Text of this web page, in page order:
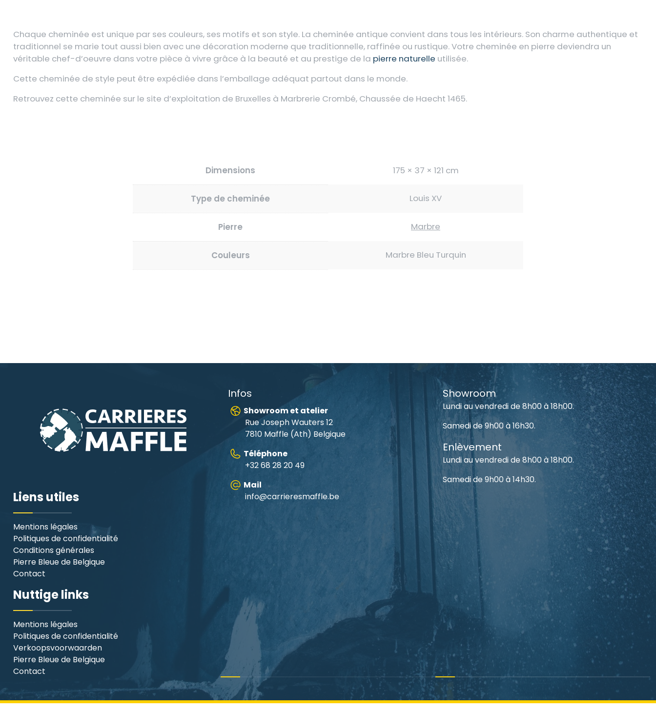
Chaque cheminée est unique par ses couleurs, ses motifs et son style. La cheminée antique convient dans tous les intérieurs. Son charme authentique et
traditionnel se marie tout aussi bien avec une décoration moderne que traditionnelle, raffinée ou rustique. Votre cheminée en pierre deviendra un
véritable chef-d’oeuvre dans votre pièce à vivre grâce à la beauté et au prestige de la pierre naturelle utilisée.
Cette cheminée de style peut être expédiée dans l’emballage adéquat partout dans le monde.
Retrouvez cette cheminée sur le site d’exploitation de Bruxelles à Marbrerie Crombé, Chaussée de Haecht 1465.
Dimensions 175 × 37 × 121 cm
Type de cheminée Louis XV
Pierre Marbre
Couleurs Marbre Bleu Turquin
Liens utiles
Mentions légales
Politiques de confidentialité
Conditions générales
Pierre Bleue de Belgique
Contact
Nuttige links
Mentions légales
Politiques de confidentialité
Verkoopsvoorwaarden
Pierre Bleue de Belgique
Contact
Infos
Showroom et atelier
Rue Joseph Wauters 12
7810 Maffle (Ath) Belgique
Téléphone
+32 68 28 20 49
Mail
info@carrieresmaffle.be
Showroom
Lundi au vendredi de 8h00 à 18h00.
Samedi de 9h00 à 16h30.
Enlèvement
Lundi au vendredi de 8h00 à 18h00.
Samedi de 9h00 à 14h30.